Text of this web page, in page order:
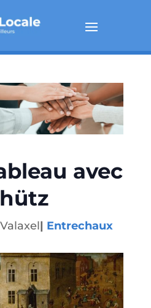
avec
| Entrechaux